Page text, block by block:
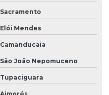
Sacramento
Elói Mendes
Camanducaia
São João Nepomuceno
Tupaciguara